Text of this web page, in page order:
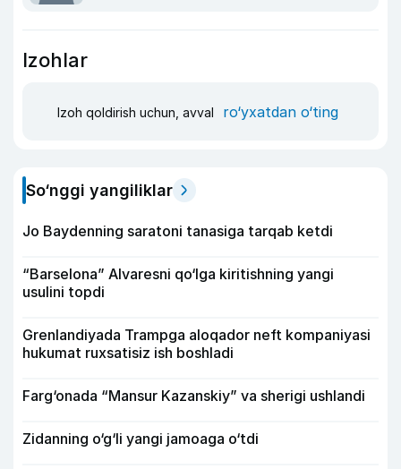
Izohlar
Izoh qoldirish uchun, avval ro‘yxatdan o‘ting
So‘nggi yangiliklar
Jo Baydenning saratoni tanasiga tarqab ketdi
“Barselona” Alvaresni qo‘lga kiritishning yangi
usulini topdi
Grenlandiyada Trampga aloqador neft kompaniyasi
hukumat ruxsatisiz ish boshladi
Farg‘onada “Mansur Kazanskiy” va sherigi ushlandi
Zidanning o‘g‘li yangi jamoaga o‘tdi